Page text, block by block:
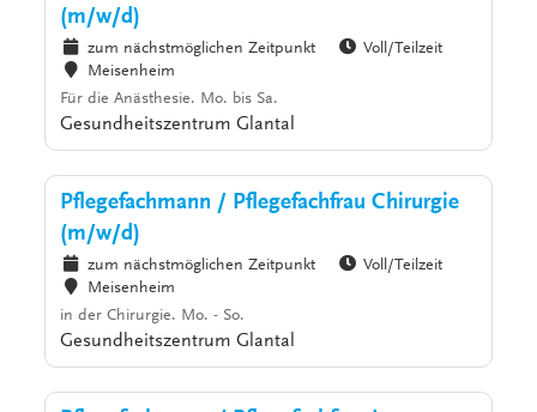
(m/w/d)
zum nächstmöglichen Zeitpunkt
Voll/Teilzeit
Meisenheim
Für die Anästhesie. Mo. bis Sa.
Gesundheitszentrum Glantal
Pflegefachmann / Pflegefachfrau Chirurgie
(m/w/d)
zum nächstmöglichen Zeitpunkt
Voll/Teilzeit
Meisenheim
in der Chirurgie. Mo. - So.
Gesundheitszentrum Glantal